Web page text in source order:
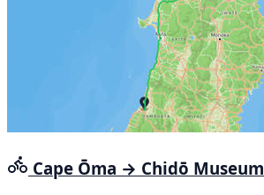
Cape Ōma → Chidō Museum